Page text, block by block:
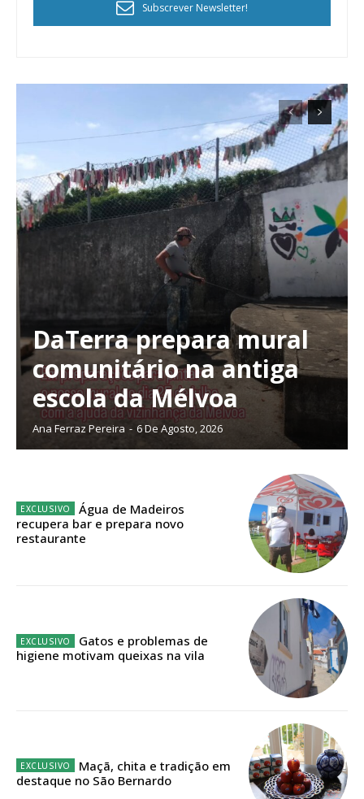
Planos de Assinatura
Faça-se assinante do Região de Cister e ajude-nos a manter este serviço
público!
Sendo assinante terá acesso a todos os conteúdos exclusivos e versões
ASSINATURA
12 meses
Subscrever Newsletter!
DaTerra prepara mural
comunitário na antiga
escola da Mélvoa
Ana Ferraz Pereira - 6 De Agosto, 2026
Água de Madeiros
recupera bar e prepara novo
restaurante
Gatos e problemas de
higiene motivam queixas na vila
Maçã, chita e tradição em
destaque no São Bernardo